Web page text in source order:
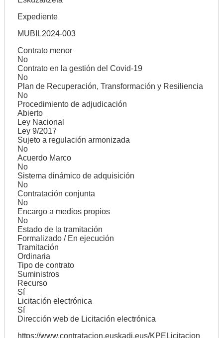
Expediente
MUBIL2024-003
Contrato menor
No
Contrato en la gestión del Covid-19
No
Plan de Recuperación, Transformación y Resiliencia
No
Procedimiento de adjudicación
Abierto
Ley Nacional
Ley 9/2017
Sujeto a regulación armonizada
No
Acuerdo Marco
No
Sistema dinámico de adquisición
No
Contratación conjunta
No
Encargo a medios propios
No
Estado de la tramitación
Formalizado / En ejecución
Tramitación
Ordinaria
Tipo de contrato
Suministros
Recurso
Sí
Licitación electrónica
Sí
Dirección web de Licitación electrónica
https://www.contratacion.euskadi.eus/KPELicitacion